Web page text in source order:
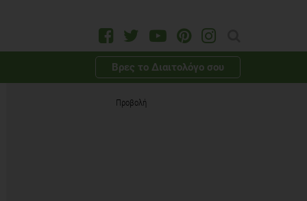
Βρες το Διαιτολόγο σου
Προβολή